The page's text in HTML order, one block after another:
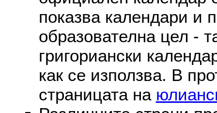
показва календари и
образователна цел -
григориански
как се използва. В
страницата на